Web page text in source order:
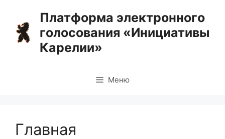
содержимому
Платформа электронного
голосования «Инициативы
Карелии»
Меню
Главная